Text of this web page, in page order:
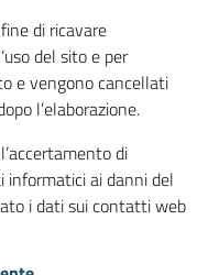
di ricavare
del sito e per
e vengono cancellati
l’elaborazione.
di
informatici ai danni del
i dati sui contatti web